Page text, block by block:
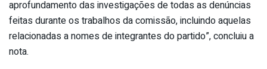
aprofundamento das investigações de todas as denúncias
feitas durante os trabalhos da comissão, incluindo aquelas
relacionadas a nomes de integrantes do partido”, concluiu a
nota.